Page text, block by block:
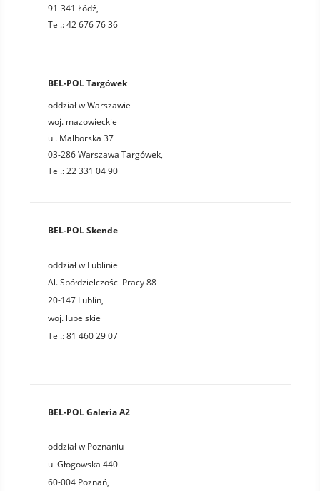
91-341 Łódź,
Tel.: 42 676 76 36
BEL-POL Targówek
oddział w Warszawie
woj. mazowieckie
ul. Malborska 37
03-286 Warszawa Targówek,
Tel.: 22 331 04 90
BEL-POL Skende
oddział w Lublinie
Al. Spółdzielczości Pracy 88
20-147 Lublin,
woj. lubelskie
Tel.:81 460 29 07
BEL-POL Galeria A2
oddział w Poznaniu
ul Głogowska 440
60-004 Poznań,